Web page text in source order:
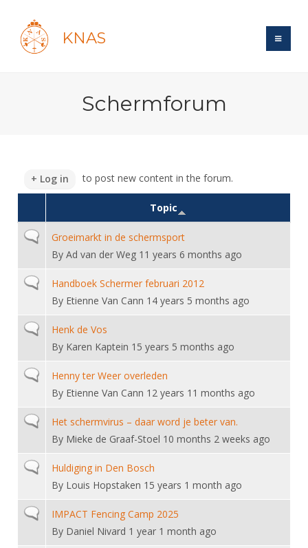
KNAS
Maandelijks archief
Evenement
Website
Gebruiksvoorwaarden
Handleiding
Historie
Lidmaatschap
Reglementen
Ledencijfers
Sponsors en Partners
Organisatie
Bestuur
Commissies
Ereleden
Leden van Verdiensten
Vacatures
Bondsbureau
Contact
Medewerkers
Introductie
Veteranen
Lichtzwaardschermen
Wedstrijdsport
Ranglijsten
Inschrijven
Reglementen
Materiaal
Schermpaspoort
Rolstoelschermen
Wedstrijdkalender
KNAS Keurmerk
Nieuws
NK's
Oranje
FBT
SBT
Talentontwikkeling
Atletencommissie
Internationale Titeltoernooien
Internationale aanmeldingen
Informatie
Voor de jeugd
Spreekbeurtpakket
Ouders en vereniging
Jeugdkampen
Brassardsysteem
Voor coaches en leraren
Nieuws
Nationale opleidingen
Internationale opleidingen
Opleidingen
Voor scheidsrechters
Forums
Schermforum
Nieuws
Zoek Vereniging
Contact
NK organiseren
Schermforum
Log in to post new content in the forum.
Topic
Normal topicGroeimarkt in de schermsport
By Ad van der Weg 11 years 6 months ago
Normal topicHandboek Schermer februari 2012
By Etienne Van Cann 14 years 5 months ago
Normal topic
Henk de Vos
By Karen Kaptein 15 years 5 months ago
Normal topicHenny ter Weer overleden
By Etienne Van Cann 12 years 11 months ago
Normal topicHet schermvirus – daar word je beter van.
By Mieke de Graaf-Stoel 10 months 2 weeks ago
Normal topicHuldiging in Den Bosch
By Louis Hopstaken 15 years 1 month ago
Normal topicIMPACT Fencing Camp 2025
By Daniel Nivard 1 year 1 month ago